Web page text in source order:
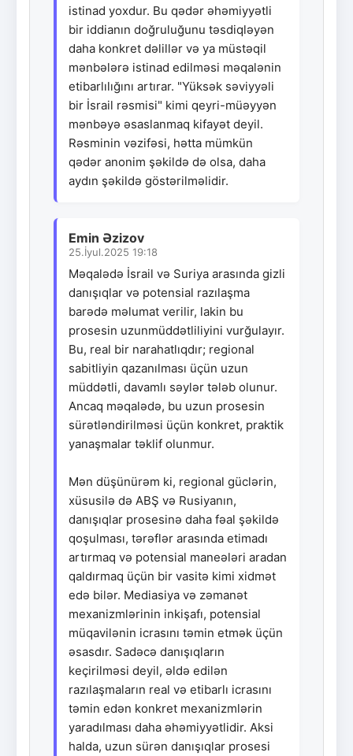
istinad yoxdur. Bu qədər əhəmiyyətli
bir iddianın doğruluğunu təsdiqləyən
daha konkret dəlillər və ya müstəqil
mənbələrə istinad edilməsi məqalənin
etibarlılığını artırar. "Yüksək səviyyəli
bir İsrail rəsmisi" kimi qeyri-müəyyən
mənbəyə əsaslanmaq kifayət deyil.
Rəsminin vəzifəsi, hətta mümkün
qədər anonim şəkildə də olsa, daha
aydın şəkildə göstərilməlidir.
Emin Əzizov
25.İyul.2025 19:18
Məqalədə İsrail və Suriya arasında gizli
danışıqlar və potensial razılaşma
barədə məlumat verilir, lakin bu
prosesin uzunmüddətliliyini vurğulayır.
Bu, real bir narahatlıqdır; regional
sabitliyin qazanılması üçün uzun
müddətli, davamlı səylər tələb olunur.
Ancaq məqalədə, bu uzun prosesin
sürətləndirilməsi üçün konkret, praktik
yanaşmalar təklif olunmur.
Mən düşünürəm ki, regional güclərin,
xüsusilə də ABŞ və Rusiyanın,
danışıqlar prosesinə daha fəal şəkildə
qoşulması, tərəflər arasında etimadı
artırmaq və potensial maneələri aradan
qaldırmaq üçün bir vasitə kimi xidmət
edə bilər. Mediasiya və zəmanət
mexanizmlərinin inkişafı, potensial
müqavilənin icrasını təmin etmək üçün
əsasdır. Sadəcə danışıqların
keçirilməsi deyil, əldə edilən
razılaşmaların real və etibarlı icrasını
təmin edən konkret mexanizmlərin
yaradılması daha əhəmiyyətlidir. Aksi
halda, uzun sürən danışıqlar prosesi